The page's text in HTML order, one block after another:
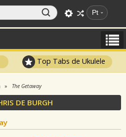
Pt
Top Tabs de Ukulele
The Getaway
DE BURGH